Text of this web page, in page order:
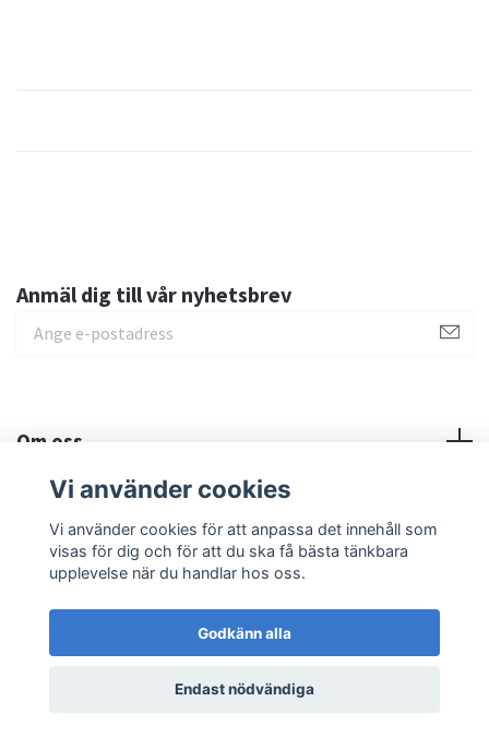
Anmäl dig till vår nyhetsbrev
Om oss
Sociala medier
© 2026 MilMED Education AB
Vi använder cookies
Vi använder cookies för att anpassa det innehåll som
visas för dig och för att du ska få bästa tänkbara
upplevelse när du handlar hos oss.
Godkänn alla
Endast nödvändiga